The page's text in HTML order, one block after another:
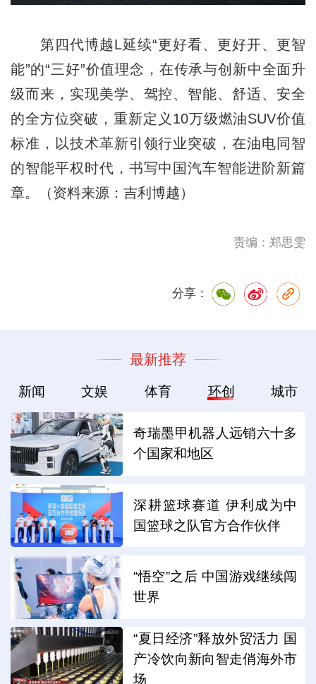
第四代博越L延续“更好看、更好开、更智
能”的“三好”价值理念，在传承与创新中全面升
级而来，实现美学、驾控、智能、舒适、安全
的全方位突破，重新定义10万级燃油SUV价值
标准，以技术革新引领行业突破，在油电同智
的智能平权时代，书写中国汽车智能进阶新篇
章。（资料来源：吉利博越）
责编：郑思雯
分享：
最新推荐
新闻 文娱 体育 环创 城市
奇瑞墨甲机器人远销六十多
个国家和地区
深耕篮球赛道 伊利成为中
国篮球之队官方合作伙伴
“悟空”之后 中国游戏继续闯
世界
“夏日经济”释放外贸活力 国
产冷饮向新向智走俏海外市
场